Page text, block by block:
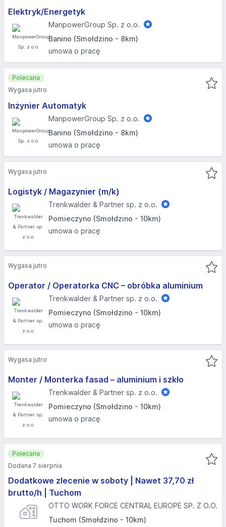
Elektryk/Energetyk
ManpowerGroup Sp. z o.o.
Banino (Smołdzino - 8km)
umowa o pracę
Inżynier Automatyk
ManpowerGroup Sp. z o.o.
Banino (Smołdzino - 8km)
umowa o pracę
Polecana
Wygasa jutro
Logistyk / Magazynier (m/k)
Trenkwalder & Partner sp. z o.o.
Pomieczyno (Smołdzino - 10km)
umowa o pracę
Wygasa jutro
Operator / Operatorka CNC – obróbka aluminium
Trenkwalder & Partner sp. z o.o.
Pomieczyno (Smołdzino - 10km)
umowa o pracę
Wygasa jutro
Monter / Monterka fasad – aluminium i szkło
Trenkwalder & Partner sp. z o.o.
Pomieczyno (Smołdzino - 10km)
umowa o pracę
Wygasa jutro
Dodatkowe zlecenie w soboty | Nawet 37,70 zł
brutto/h | Tuchom
OTTO WORK FORCE CENTRAL EUROPE SP. Z O.O.
Tuchom (Smołdzino - 10km)
Polecana
Dodana 7 sierpnia